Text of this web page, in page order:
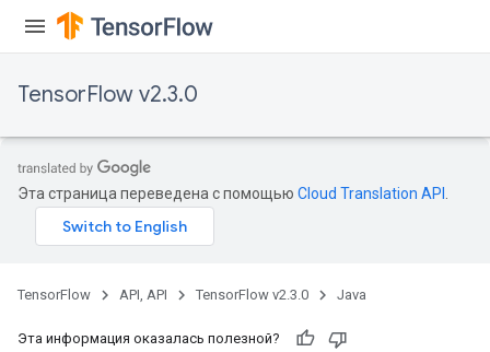
TensorFlow v2.3.0
Эта страница переведена с помощью Cloud Translation API
TensorFlow API, API TensorFlow v2.3.0 Java
Эта информация оказалась полезной?